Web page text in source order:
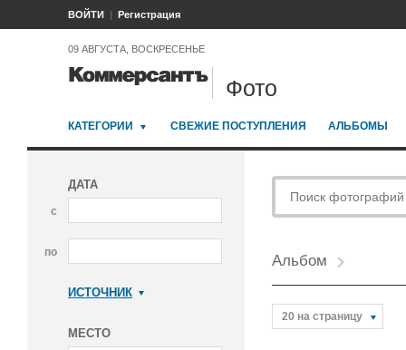
ВОЙТИ Регистрация
09 АВГУСТА, ВОСКРЕСЕНЬЕ
Фото
КАТЕГОРИИ СВЕЖИЕ ПОСТУПЛЕНИЯ АЛЬБОМЫ
ДАТА
с
по
ИСТОЧНИК
МЕСТО
Альбом
20 на страницу